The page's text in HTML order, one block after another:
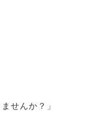
せんか？」